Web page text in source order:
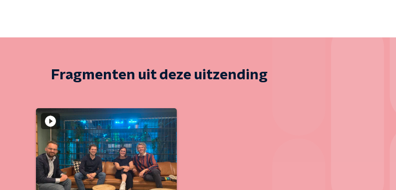
Fragmenten uit deze uitzending